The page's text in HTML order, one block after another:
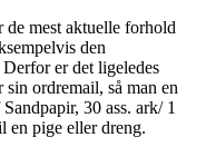
de mest aktuelle forhold
den
er det ligeledes
ordremail, så man en
30 ass. ark/ 1
en pige eller dreng.